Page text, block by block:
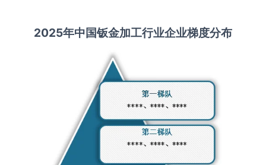
2025年中国钣金加工行业企业梯度分布